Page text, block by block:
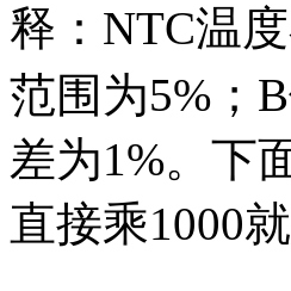
释：NTC温
范围为5%；
差为1%。下
直接乘1000就